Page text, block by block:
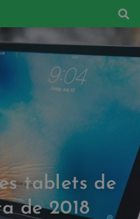
tablets de
de 2018